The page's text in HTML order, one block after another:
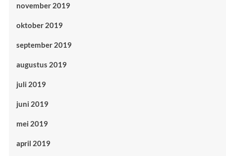
november 2019
oktober 2019
september 2019
augustus 2019
juli 2019
juni 2019
mei 2019
april 2019